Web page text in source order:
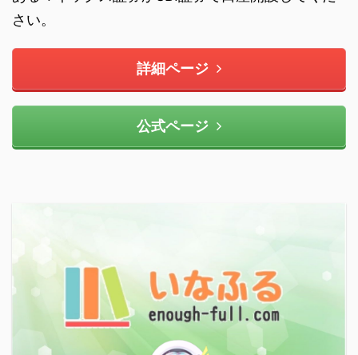
さい。
詳細ページ
公式ページ